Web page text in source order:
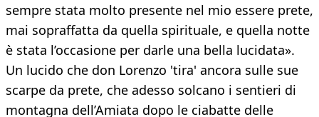
sempre stata molto presente nel mio essere prete,
mai sopraffatta da quella spirituale, e quella notte
è stata l’occasione per darle una bella lucidata».
Un lucido che don Lorenzo 'tira' ancora sulle sue
scarpe da prete, che adesso solcano i sentieri di
montagna dell’Amiata dopo le ciabatte delle